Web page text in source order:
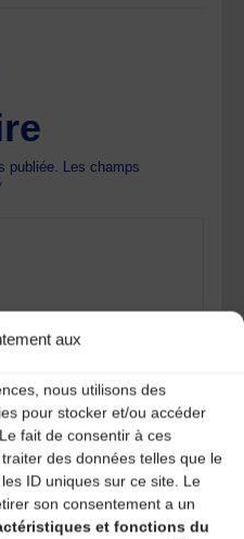
aux
nous utilisons des
pour stocker et/ou accéder
fait de consentir à ces
des données telles que le
ID uniques sur ce site. Le
son consentement a un
et fonctions du
publiée.
Les champs